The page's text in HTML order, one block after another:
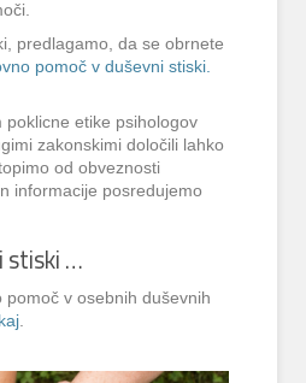
predlagamo, da se obrnete
pomoč v duševni stiski.
poklicne etike psihologov
zakonskimi določili lahko
od obveznosti
informacije posredujemo
stiski …
pomoč v osebnih duševnih